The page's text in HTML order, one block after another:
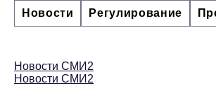
Новости Регулирование
Новости СМИ2
Новости СМИ2